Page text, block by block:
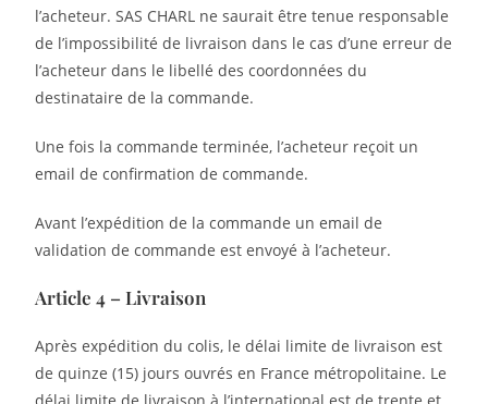
l’acheteur. SAS CHARL ne saurait être tenue responsable
de l’impossibilité de livraison dans le cas d’une erreur de
l’acheteur dans le libellé des coordonnées du
destinataire de la commande.
Une fois la commande terminée, l’acheteur reçoit un
email de confirmation de commande.
Avant l’expédition de la commande un email de
validation de commande est envoyé à l’acheteur.
Article 4 – Livraison
Après expédition du colis, le délai limite de livraison est
de quinze (15) jours ouvrés en France métropolitaine. Le